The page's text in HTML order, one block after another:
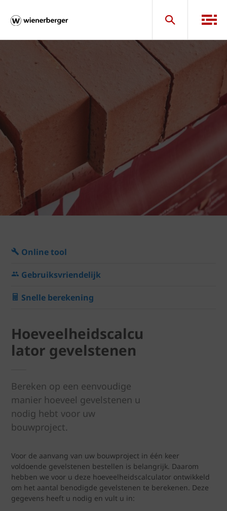
Online tool
Gebruiksvriendelijk
Snelle berekening
Hoeveelheidscalcu
lator gevelstenen
Bereken op een eenvoudige
manier hoeveel gevelstenen u
nodig hebt voor uw
bouwproject.
Voor de aanvang van uw bouwproject in één keer
voldoende gevelstenen bestellen is belangrijk. Daarom
hebben we voor u deze hoeveelheidscalculator ontwikkeld
om het aantal benodigde gevelstenen te berekenen. Deze
gegevens heeft u nodig en vult u in: